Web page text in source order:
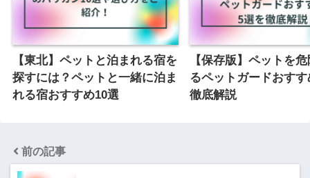
【東北】ペットと泊まれる宿を
探すには？ペットと一緒に泊ま
れる宿おすすめ10選
【保存版】ペットを
るペットガードおす
徹底解説
前の記事